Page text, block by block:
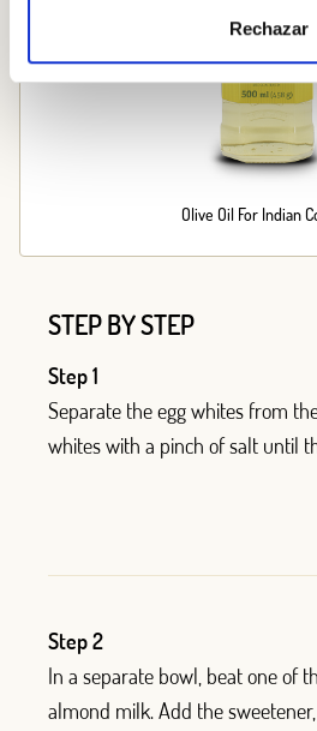
Rechazar
Olive Oil For Indian
STEP BY STEP
Step 1
Separate the egg whites from
whites with a pinch of salt until
Step 2
In a separate bowl, beat one of
almond milk. Add the